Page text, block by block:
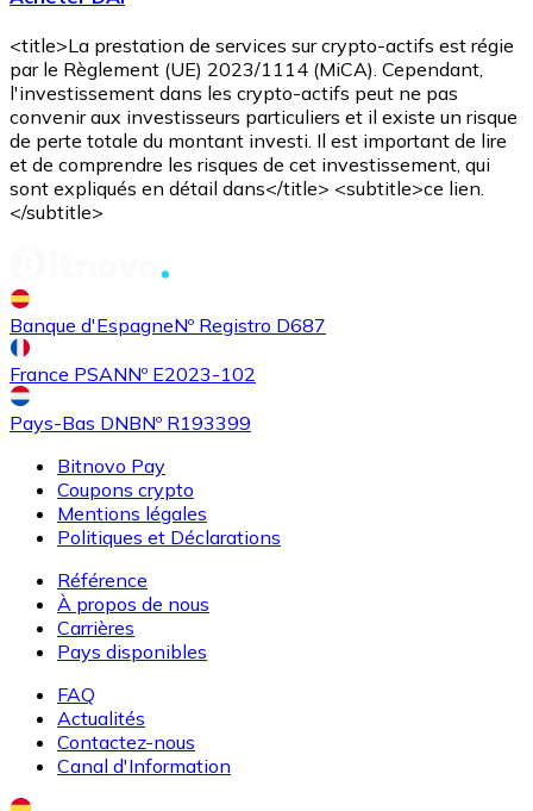
Acheter avec virement bancaire
Carte de crédit / débit
Utilisez les cartes Visa et Mastercard pour acheter
Acheter avec carte
Boutique - Cartes
<title>La prestation de services sur crypto-actifs est régie
par le Règlement (UE) 2023/1114 (MiCA). Cependant,
l'investissement dans les crypto-actifs peut ne pas
convenir aux investisseurs particuliers et il existe un risque
de perte totale du montant investi. Il est important de lire
et de comprendre les risques de cet investissement, qui
sont expliqués en détail dans</title> <subtitle>ce lien.
</subtitle>
Banque d'EspagneNº Registro D687
France PSANNº E2023-102
Pays-Bas DNBNº R193399
Bitnovo Pay
Coupons crypto
Mentions légales
Politiques et Déclarations
Référence
À propos de nous
Carrières
Pays disponibles
FAQ
Actualités
Contactez-nous
Canal d'Information